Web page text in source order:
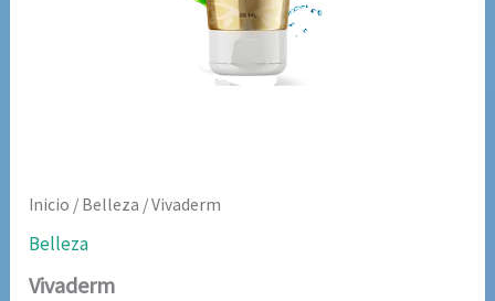
Inicio / Belleza / Vivaderm
Belleza
Vivaderm